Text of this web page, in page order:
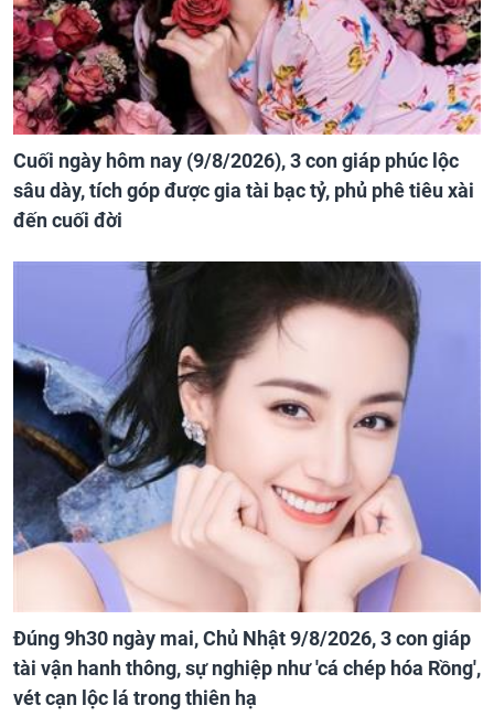
Cuối ngày hôm nay (9/8/2026), 3 con giáp phúc lộc
sâu dày, tích góp được gia tài bạc tỷ, phủ phê tiêu xài
đến cuối đời
Đúng 9h30 ngày mai, Chủ Nhật 9/8/2026, 3 con giáp
tài vận hanh thông, sự nghiệp như 'cá chép hóa Rồng',
vét cạn lộc lá trong thiên hạ